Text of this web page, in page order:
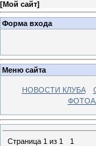
[Мой сайт]
Форма входа
Меню сайта
НОВОСТИ КЛУБА
Страница 1 из 1
1